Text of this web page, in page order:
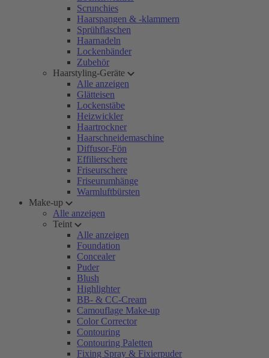
Scrunchies
Haarspangen & -klammern
Sprühflaschen
Haarnadeln
Lockenbänder
Zubehör
Haarstyling-Geräte
Alle anzeigen
Glätteisen
Lockenstäbe
Heizwickler
Haartrockner
Haarschneidemaschine
Diffusor-Fön
Effilierschere
Friseurschere
Friseurumhänge
Warmluftbürsten
Make-up
Alle anzeigen
Teint
Alle anzeigen
Foundation
Concealer
Puder
Blush
Highlighter
BB- & CC-Cream
Camouflage Make-up
Color Corrector
Contouring
Contouring Paletten
Fixing Spray & Fixierpuder